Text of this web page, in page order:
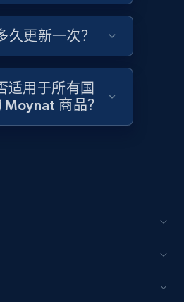
by keyword search
Description, Initial
Reviews count, and
立即开始
Reviews count, and
久更新一次？
适用于所有国
商品？